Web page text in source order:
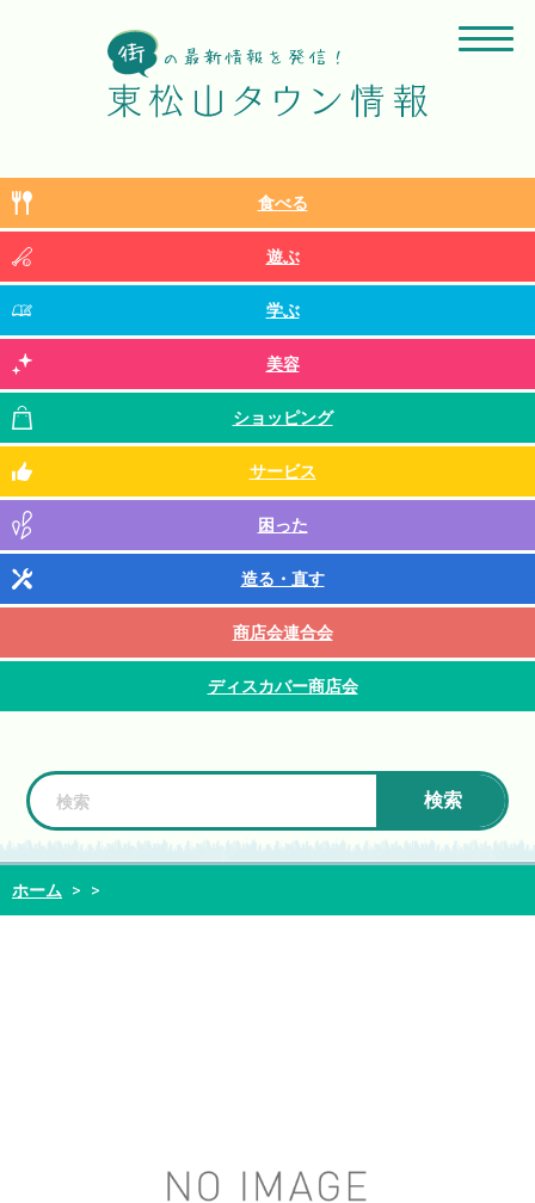
食べる
遊ぶ
学ぶ
美容
ショッピング
サービス
困った
造る・直す
商店会連合会
ディスカバー商店会
検索
ホーム > >